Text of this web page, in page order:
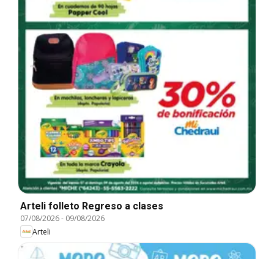
Arteli folleto Regreso a clases
07/08/2026- 09/08/2026
Arteli